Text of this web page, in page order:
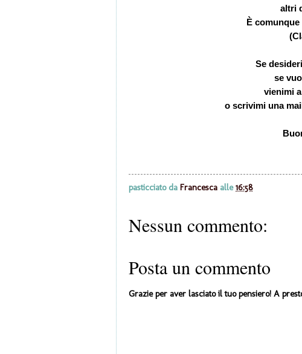
altri
È
Se
se
vienimi
o scrivimi una
pasticciato da Francesca alle16:58
Nessun commento:
Posta un commento
Grazie per aver lasciato il tuo pensiero! A